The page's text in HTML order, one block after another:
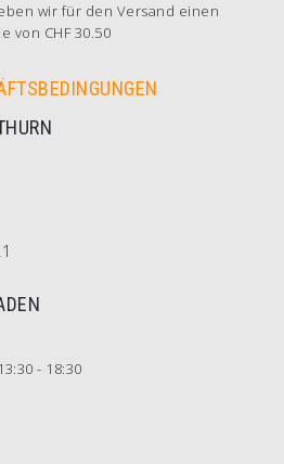
wir für den Versand einen
von CHF 30.50
- 18:30